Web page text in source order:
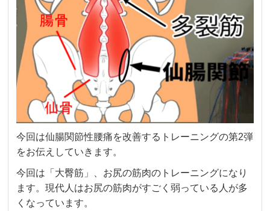
今回は仙腸関節性腰痛を改善するトレーニングの第2弾
をお伝えしていきます。
今回は「大臀筋」、お尻の筋肉のトレーニングになり
ます。現代人はお尻の筋肉がすごく弱っている人が多
くなっています。